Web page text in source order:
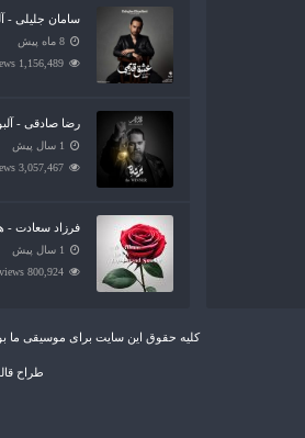
سامان جلیلی -
8 ماه پیش
1,156,489 views
رضا صادقی -
1 سال پیش
3,057,467 views
فرزاد سعادت
1 سال پیش
800,924 views
کلیه حقوق این سایت برای موسیقی ما
طراح